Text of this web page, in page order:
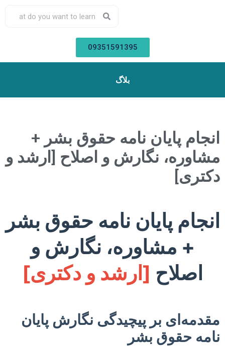
09351591395
بلاگ
انجام پایان نامه حقوق بشر +
مشاوره، نگارش و اصلاح [ارشد و
دکتری]
انجام پایان نامه حقوق بشر
+ مشاوره، نگارش و
اصلاح [ارشد و دکتری]
مقدمه‌ای بر پیچیدگی نگارش پایان
نامه حقوق بشر